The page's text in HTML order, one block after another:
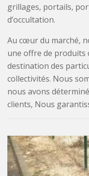
grillages, portails,
d’occultation.
Au cœur du marché,
une offre de produits
destination des
collectivités. Nous
nous avons
clients, Nous